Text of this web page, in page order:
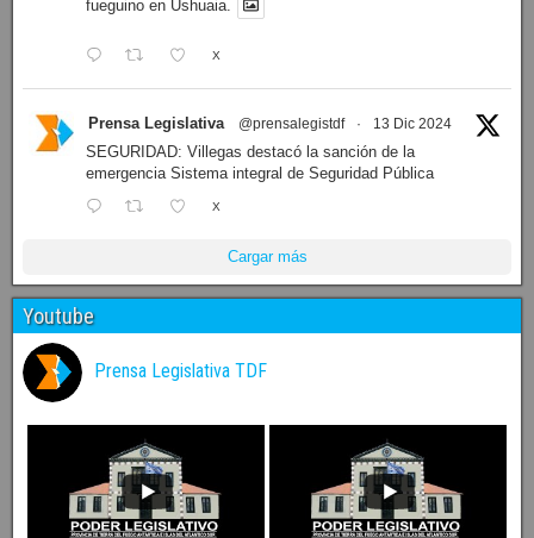
fueguino en Ushuaia.
X
Prensa Legislativa @prensalegistdf · 13 Dic 2024
SEGURIDAD: Villegas destacó la sanción de la
emergencia Sistema integral de Seguridad Pública
X
Cargar más
Youtube
Prensa Legislativa TDF